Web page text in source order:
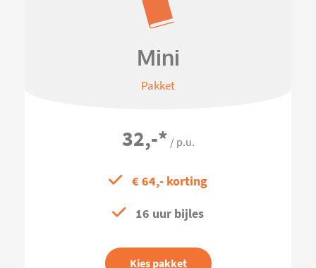
Mini
Pakket
32,-* / p.u.
€ 64,- korting
16 uur bijles
Kies pakket